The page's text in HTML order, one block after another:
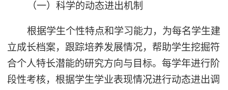
（一）科学的动态进出机制
根据学生个性特点和学习能力，为每名学生建
立成长档案，跟踪培养发展情况，帮助学生挖掘符
合个人特长潜能的研究方向与目标。每学年进行阶
段性考核，根据学生学业表现情况进行动态进出调